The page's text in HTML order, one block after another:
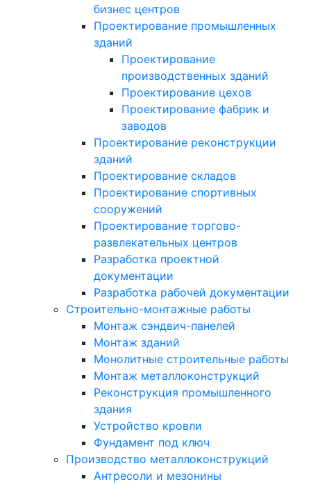
бизнес центров
Проектирование промышленных
зданий
Проектирование
производственных зданий
Проектирование цехов
Проектирование фабрик и
заводов
Проектирование реконструкции
зданий
Проектирование складов
Проектирование спортивных
сооружений
Проектирование торгово-
развлекательных центров
Разработка проектной
документации
Разработка рабочей документации
Строительно-монтажные работы
Монтаж сэндвич-панелей
Монтаж зданий
Монолитные строительные работы
Монтаж металлоконструкций
Реконструкция промышленного
здания
Устройство кровли
Фундамент под ключ
Производство металлоконструкций
Антресоли и мезонины